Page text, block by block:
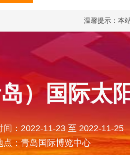
温馨提示：本
）国际太
间：2022-11-23 至 2022-11-25
点：青岛国际博览中心